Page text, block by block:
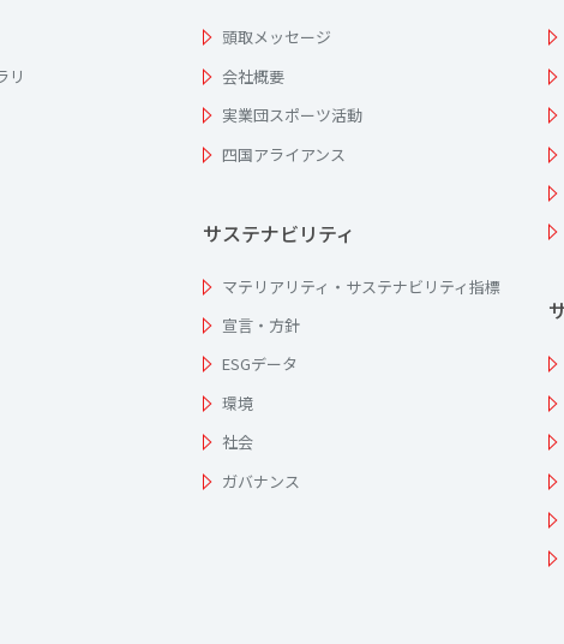
リ
頭取メッセージ
会社概要
実業団スポーツ活動
四国アライアンス
サステナビリティ
マテリアリティ・サステナビリティ指標
宣言・方針
ESGデータ
環境
社会
ガバナンス